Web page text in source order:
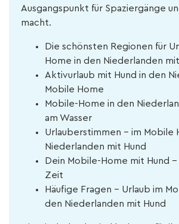
Ausgangspunkt für Spaziergänge
macht.
Die schönsten Regionen für
Home in den Niederlanden
Aktivurlaub mit Hund in den
Mobile Home
Mobile-Home in den
am Wasser
Urlauberstimmen - im Mobile
Niederlanden mit Hund
Dein Mobile-Home mit Hund –
Zeit
Häufige Fragen - Urlaub im
den Niederlanden mit Hund